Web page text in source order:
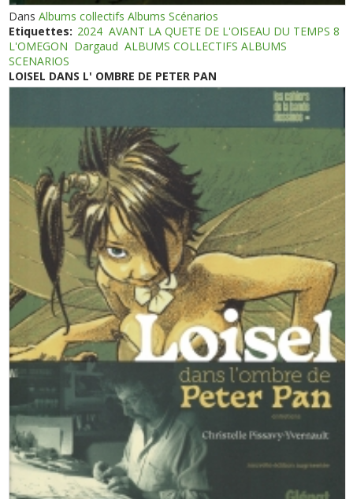
DansAlbums collectifs Albums Scénarios
Etiquettes: 2024 AVANT LA QUETE DE L'OISEAU DU TEMPS 8
L'OMEGON Dargaud ALBUMS COLLECTIFS ALBUMS
SCENARIOS
LOISEL DANS L' OMBRE DE PETER PAN